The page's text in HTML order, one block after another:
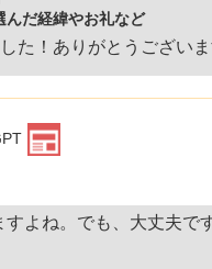
んだ経緯やお礼など
た！ありがとうござい
よね。でも、大丈夫で